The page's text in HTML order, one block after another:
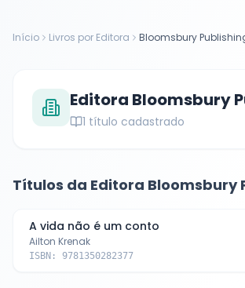
Início Livros por Editora Bloomsbury
Editora Bloomsbury
1 título cadastrado
Títulos da Editora Bloomsbury
A vida não é um conto
Ailton Krenak
ISBN: 9781350282377